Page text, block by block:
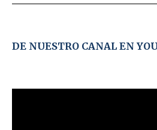
DE NUESTRO CANAL EN